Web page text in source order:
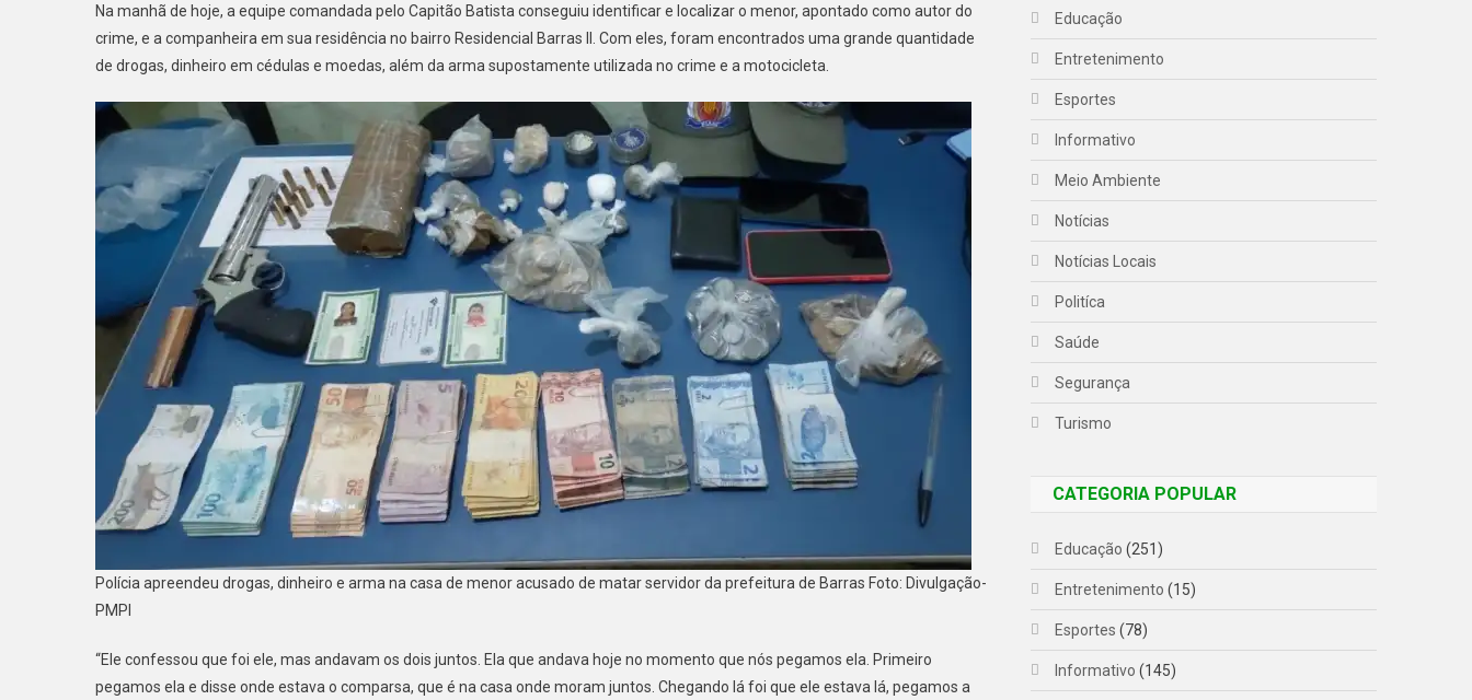
Na manhã de hoje, a equipe comandada pelo Capitão Batista conseguiu identificar e localizar o menor, apontado como autor do
crime, e a companheira em sua residência no bairro Residencial Barras II. Com eles, foram encontrados uma grande quantidade
de drogas, dinheiro em cédulas e moedas, além da arma supostamente utilizada no crime e a motocicleta.
Polícia apreendeu drogas, dinheiro e arma na casa de menor acusado de matar servidor da prefeitura de Barras Foto: Divulgação-
PMPI
“Ele confessou que foi ele, mas andavam os dois juntos. Ela que andava hoje no momento que nós pegamos ela. Primeiro
pegamos ela e disse onde estava o comparsa, que é na casa onde moram juntos. Chegando lá foi que ele estava lá, pegamos a
Educação
Entretenimento
Esportes
Informativo
Meio Ambiente
Notícias
Notícias Locais
Politíca
Saúde
Segurança
Turismo
CATEGORIA POPULAR
Educação (251)
Entretenimento (15)
Esportes (78)
Informativo (145)